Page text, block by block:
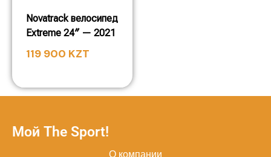
Novatrack велосипед
Extreme 24″ — 2021
119 900 KZT
Мой The Sport!
О компании